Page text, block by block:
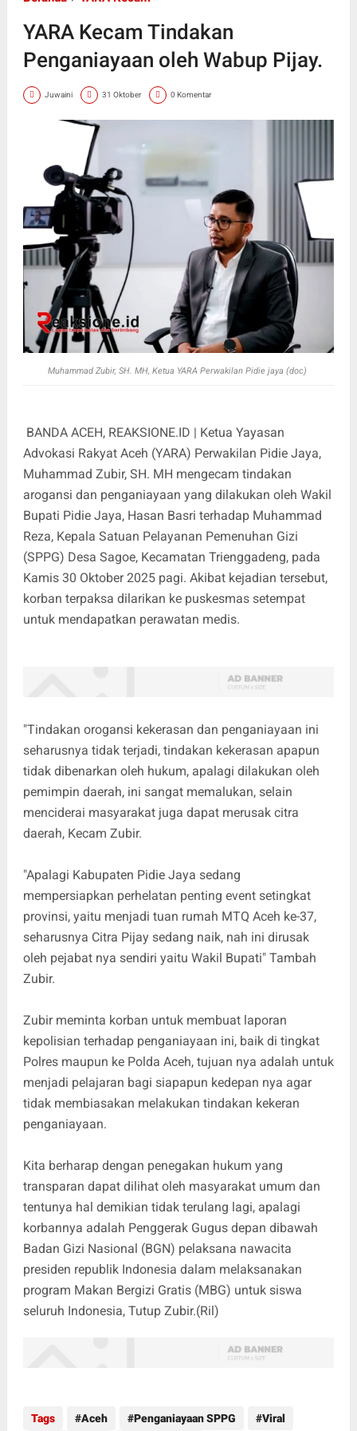
YARA Kecam Tindakan
Penganiayaan oleh Wabup Pijay.
Juwaini 31 Oktober 0 Komentar
Muhammad Zubir, SH. MH, Ketua YARA Perwakilan Pidie jaya (doc)
BANDA ACEH, REAKSIONE.ID | Ketua Yayasan
Advokasi Rakyat Aceh (YARA) Perwakilan Pidie Jaya,
Muhammad Zubir, SH. MH mengecam tindakan
arogansi dan penganiayaan yang dilakukan oleh Wakil
Bupati Pidie Jaya, Hasan Basri terhadap Muhammad
Reza, Kepala Satuan Pelayanan Pemenuhan Gizi
(SPPG) Desa Sagoe, Kecamatan Trienggadeng, pada
Kamis 30 Oktober 2025 pagi. Akibat kejadian tersebut,
korban terpaksa dilarikan ke puskesmas setempat
untuk mendapatkan perawatan medis.
"Tindakan orogansi kekerasan dan penganiayaan ini
seharusnya tidak terjadi, tindakan kekerasan apapun
tidak dibenarkan oleh hukum, apalagi dilakukan oleh
pemimpin daerah, ini sangat memalukan, selain
menciderai masyarakat juga dapat merusak citra
daerah, Kecam Zubir.
"Apalagi Kabupaten Pidie Jaya sedang
mempersiapkan perhelatan penting event setingkat
provinsi, yaitu menjadi tuan rumah MTQ Aceh ke-37,
seharusnya Citra Pijay sedang naik, nah ini dirusak
oleh pejabat nya sendiri yaitu Wakil Bupati" Tambah
Zubir.
Zubir meminta korban untuk membuat laporan
kepolisian terhadap penganiayaan ini, baik di tingkat
Polres maupun ke Polda Aceh, tujuan nya adalah untuk
menjadi pelajaran bagi siapapun kedepan nya agar
tidak membiasakan melakukan tindakan kekeran
penganiayaan.
Kita berharap dengan penegakan hukum yang
transparan dapat dilihat oleh masyarakat umum dan
tentunya hal demikian tidak terulang lagi, apalagi
korbannya adalah Penggerak Gugus depan dibawah
Badan Gizi Nasional (BGN) pelaksana nawacita
presiden republik Indonesia dalam melaksanakan
program Makan Bergizi Gratis (MBG) untuk siswa
seluruh Indonesia, Tutup Zubir.(Ril)
Tags Aceh Penganiayaan SPPG Viral